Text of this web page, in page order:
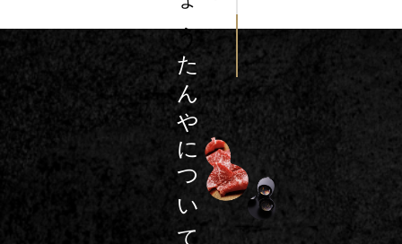
たんやについて